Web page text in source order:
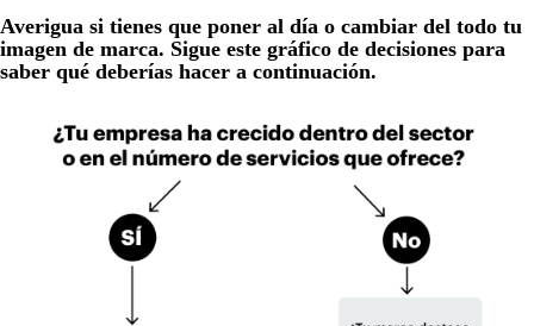
Averigua si tienes que poner al día o cambiar del todo tu
imagen de marca. Sigue este gráfico de decisiones para
saber qué deberías hacer a continuación.